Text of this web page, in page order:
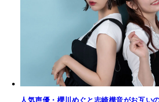
人気声優・櫻川めぐと志崎樺音がお互い